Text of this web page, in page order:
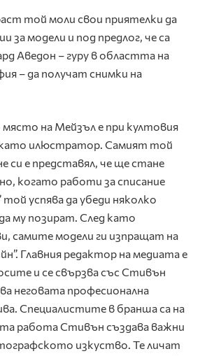
той моли свои приятелки да
за модели и под предлог, че са
Аведон – гуру в областта на
– да получат снимки на
на Мейзъл е при култовия
илюстратор. Самият той
си е представял, че ще стане
когато работи за списание
той успява да убеди няколко
му позират. След като
самите модели ги изпращат на
Главния редактор на медиата е
и се свързва със Стивън
неговата професионална
Специалистите в бранша са на
работа Стивън създава важни
изкуство. Те личат